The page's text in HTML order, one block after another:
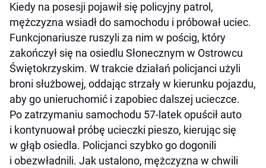
Kiedy na posesji pojawił się policyjny patrol,
mężczyzna wsiadł do samochodu i próbował uciec.
Funkcjonariusze ruszyli za nim w pościg, który
zakończył się na osiedlu Słonecznym w Ostrowcu
Świętokrzyskim. W trakcie działań policjanci użyli
broni służbowej, oddając strzały w kierunku pojazdu,
aby go unieruchomić i zapobiec dalszej ucieczce.
Po zatrzymaniu samochodu 57-latek opuścił auto
i kontynuował próbę ucieczki pieszo, kierując się
w głąb osiedla. Policjanci szybko go dogonili
i obezwładnili. Jak ustalono, mężczyzna w chwili